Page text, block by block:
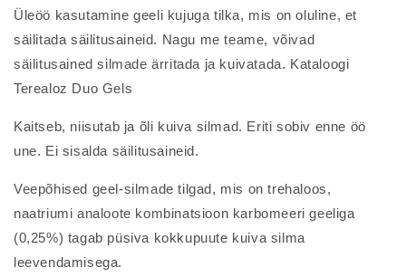
Üleöö kasutamine geeli kujuga tilka, mis on oluline, et
säilitada säilitusaineid. Nagu me teame, võivad
säilitusained silmade ärritada ja kuivatada. Kataloogi
Terealoz Duo Gels
Kaitseb, niisutab ja õli kuiva silmad. Eriti sobiv enne öö
une. Ei sisalda säilitusaineid.
Veepõhised geel-silmade tilgad, mis on trehaloos,
naatriumi analoote kombinatsioon karbomeeri geeliga
(0,25%) tagab püsiva kokkupuute kuiva silma
leevendamisega.